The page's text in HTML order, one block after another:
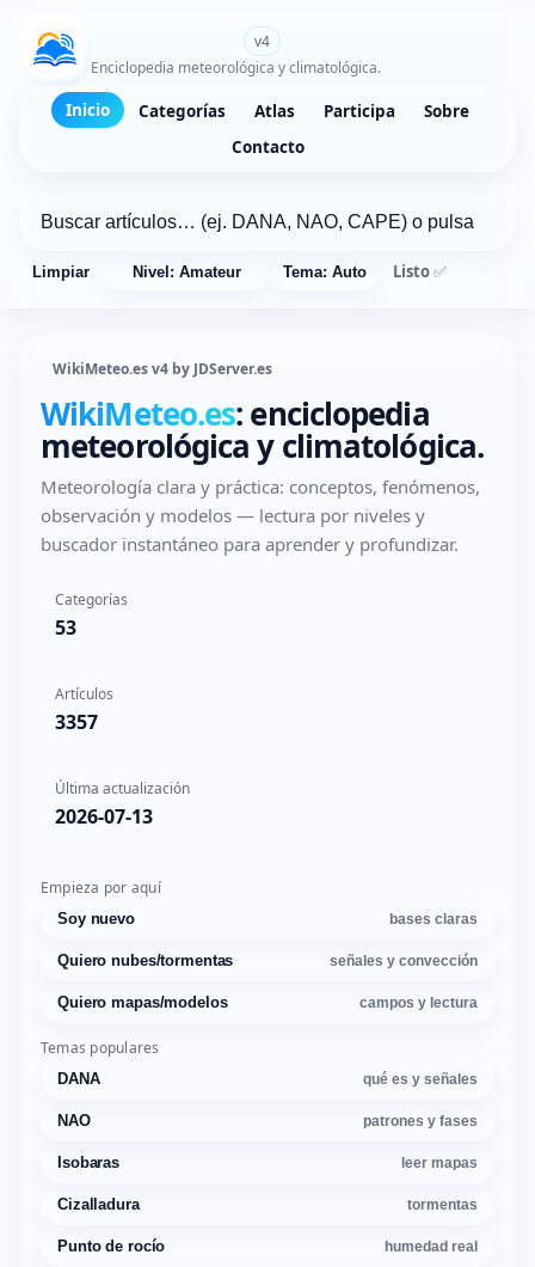
v4
Enciclopedia meteorológica y climatológica.
Inicio Categorías Atlas Participa
Sobre
Contacto
Limpiar Nivel: Amateur Tema: Auto Listo ✅
WikiMeteo.es v4 by JDServer.es
WikiMeteo.es: enciclopedia
meteorológica y climatológica.
Meteorología clara y práctica: conceptos, fenómenos,
observación y modelos — lectura por niveles y
buscador instantáneo para aprender y profundizar.
Categorías
53
Artículos
3357
Última actualización
2026-07-13
Empieza por aquí
Soy nuevo bases claras
Quiero nubes/tormentas señales y convección
Quiero mapas/modelos campos y lectura
Temas populares
DANA qué es y señales
NAO patrones y fases
Isobaras leer mapas
Cizalladura tormentas
Punto de rocío humedad real